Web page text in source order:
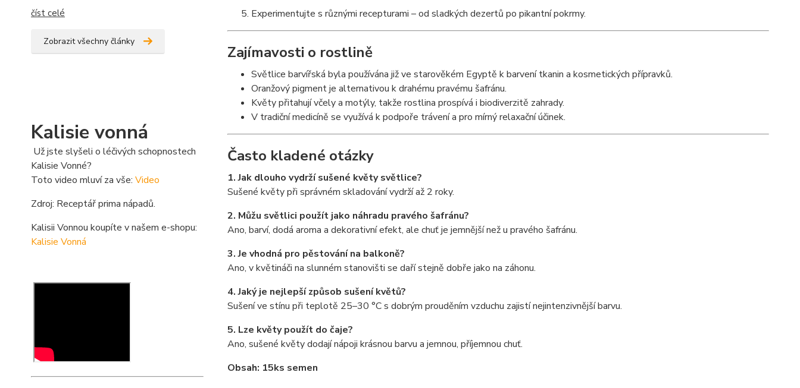
číst celé
Zobrazit všechny články
Kalisie vonná
Už jste slyšeli o léčivých schopnostech
Kalisie Vonné?
Toto video mluví za vše: Video
Zdroj: Receptář prima nápadů.
Kalisii Vonnou koupíte v našem e-shopu:
Kalisie Vonná
Experimentujte s různými recepturami – od sladkých dezertů po pikantní pokrmy.
Zajímavosti o rostlině
Světlice barvířská byla používána již ve starověkém Egyptě k barvení tkanin a kosmetických přípravků.
Oranžový pigment je alternativou k drahému pravému šafránu.
Květy přitahují včely a motýly, takže rostlina prospívá i biodiverzitě zahrady.
V tradiční medicíně se využívá k podpoře trávení a pro mírný relaxační účinek.
Často kladené otázky
1. Jak dlouho vydrží sušené květy světlice?
Sušené květy při správném skladování vydrží až 2 roky.
2. Můžu světlici použít jako náhradu pravého šafránu?
Ano, barví, dodá aroma a dekorativní efekt, ale chuť je jemnější než u pravého šafránu.
3. Je vhodná pro pěstování na balkoně?
Ano, v květináči na slunném stanovišti se daří stejně dobře jako na záhonu.
4. Jaký je nejlepší způsob sušení květů?
Sušení ve stínu při teplotě 25–30 °C s dobrým prouděním vzduchu zajistí nejintenzivnější barvu.
5. Lze květy použít do čaje?
Ano, sušené květy dodají nápoji krásnou barvu a jemnou, příjemnou chuť.
Obsah: 15ks semen